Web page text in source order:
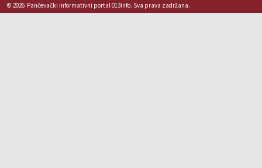
© 2026 Pančevački informativni portal 013info. Sva prava zadržana.